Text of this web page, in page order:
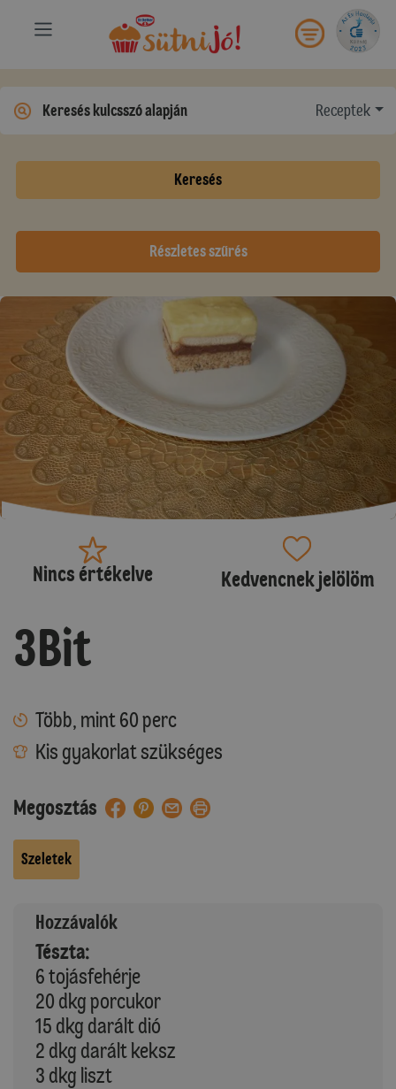
Receptek
Keresés
Részletes szűrés
Nincs értékelve Kedvencnek jelölöm
3Bit
Több, mint 60 perc
Kis gyakorlat szükséges
Megosztás
Szeletek
Hozzávalók
Tészta:
6 tojásfehérje
20 dkg porcukor
15 dkg darált dió
2 dkg darált keksz
3 dkg liszt